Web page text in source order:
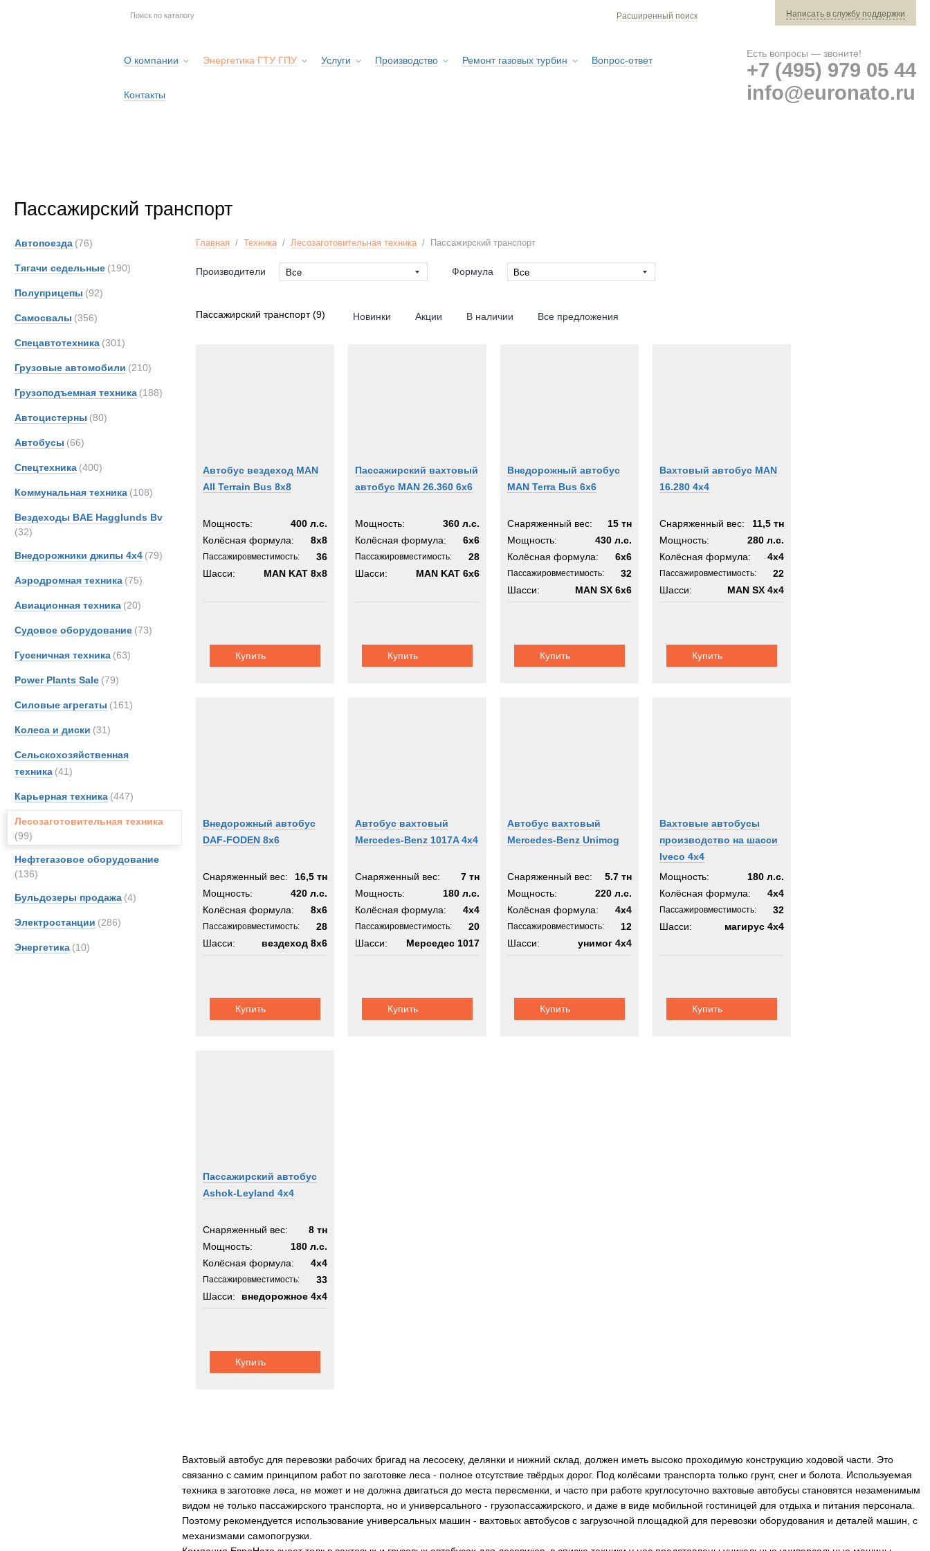
Расширенный поиск Написать в службу поддержки
О компании Энергетика ГТУ ГПУ Услуги Производство Ремонт газовых турбин Вопрос-ответ
Контакты
Есть вопросы — звоните!
+7 (495) 979 05 44
info@euronato.ru
Пассажирский транспорт
Автопоезда (76)
Тягачи седельные (190)
Полуприцепы (92)
Самосвалы (356)
Спецавтотехника (301)
Грузовые автомобили (210)
Грузоподъемная техника (188)
Автоцистерны (80)
Автобусы (66)
Спецтехника (400)
Коммунальная техника (108)
Вездеходы BAE Hagglunds Bv
(32)
Внедорожники джипы 4х4 (79)
Аэродромная техника (75)
Авиационная техника (20)
Судовое оборудование (73)
Гусеничная техника (63)
Power Plants Sale (79)
Силовые агрегаты (161)
Колеса и диски (31)
Сельскохозяйственная
техника (41)
Карьерная техника (447)
Лесозаготовительная техника
(99)
Нефтегазовое оборудование
(136)
Бульдозеры продажа (4)
Электростанции (286)
Энергетика (10)
Главная / Техника/ Лесозаготовительная техника/ Пассажирский транспорт
Производители
Все
Ashok-Leyland
Формула
Все
Пассажирский транспорт (9) Новинки Акции В наличии Все предложения
Автобус вездеход MAN
All Terrain Bus 8x8
Мощность:
400 л.с.
Колёсная формула:
8x8
Пассажировместимость:
36
Шасси:
MAN KAT 8x8
Купить
Пассажирский вахтовый
автобус MAN 26.360 6x6
Мощность:
360 л.с.
Колёсная формула:
6x6
Пассажировместимость:
28
Шасси:
MAN KAT 6x6
Купить
Внедорожный автобус
MAN Terra Bus 6x6
Снаряженный вес:
15 тн
Мощность:
430 л.с.
Колёсная формула:
6x6
Пассажировместимость:
32
Шасси:
MAN SX 6x6
Купить
Вахтовый автобус MAN
16.280 4x4
Снаряженный вес:
11,5 тн
Мощность:
280 л.с.
Колёсная формула:
4x4
Пассажировместимость:
22
Шасси:
MAN SX 4x4
Купить
Внедорожный автобус
DAF-FODEN 8x6
Снаряженный вес:
16,5 тн
Мощность:
420 л.с.
Колёсная формула:
8x6
Пассажировместимость:
28
Шасси:
вездеход 8х6
Купить
Автобус вахтовый
Mercedes-Benz 1017A 4x4
Снаряженный вес:
7 тн
Мощность:
180 л.с.
Колёсная формула:
4x4
Пассажировместимость:
20
Шасси:
Мерседес 1017
Купить
Автобус вахтовый
Mercedes-Benz Unimog
Снаряженный вес:
5.7 тн
Мощность:
220 л.с.
Колёсная формула:
4x4
Пассажировместимость:
12
Шасси:
унимог 4х4
Купить
Вахтовые автобусы
производство на шасси
Iveco 4х4
Мощность:
180 л.с.
Колёсная формула:
4x4
Пассажировместимость:
32
Шасси:
магирус 4х4
Купить
Пассажирский автобус
Ashok-Leyland 4x4
Снаряженный вес:
8 тн
Мощность:
180 л.с.
Колёсная формула:
4x4
Пассажировместимость:
33
Шасси:
внедорожное 4х4
Купить
Вахтовый автобус для перевозки рабочих бригад на лесосеку, делянки и нижний склад, должен иметь высоко проходимую конструкцию ходовой части. Это
связанно с самим принципом работ по заготовке леса - полное отсутствие твёрдых дорог. Под колёсами транспорта только грунт, снег и болота. Используемая
техника в заготовке леса, не может и не должна двигаться до места пересменки, и часто при работе круглосуточно вахтовые автобусы становятся незаменимым
видом не только пассажирского транспорта, но и универсального - грузопассажирского, и даже в виде мобильной гостиницей для отдыха и питания персонала.
Поэтому рекомендуется использование универсальных машин - вахтовых автобусов с загрузочной площадкой для перевозки оборудования и деталей машин, с
механизмами самопогрузки.